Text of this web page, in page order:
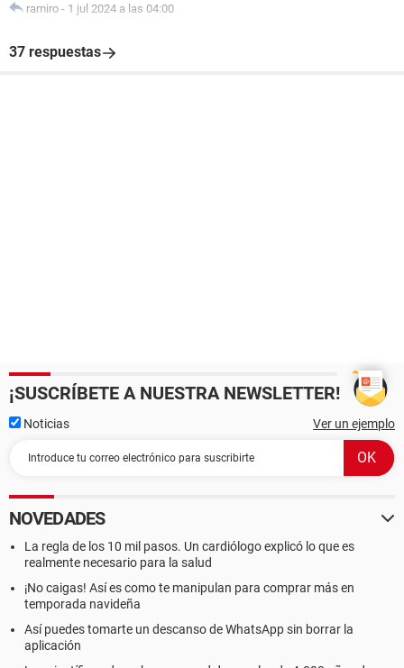
ramiro - 1 jul 2024 a las 04:00
37 respuestas
¡SUSCRÍBETE A NUESTRA NEWSLETTER!
Noticias Ver un ejemplo
NOVEDADES
La regla de los 10 mil pasos. Un cardiólogo explicó lo que es
realmente necesario para la salud
¡No caigas! Así es como te manipulan para comprar más en
temporada navideña
Así puedes tomarte un descanso de WhatsApp sin borrar la
aplicación